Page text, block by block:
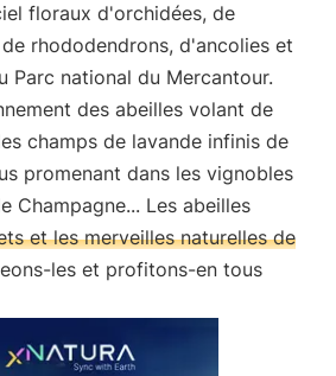
floraux d'orchidées, de
rhododendrons, d'ancolies et
Parc national du Mercantour.
des abeilles volant de
champs de lavande infinis de
promenant dans les vignobles
Champagne... Les abeilles
et les merveilles naturelles de
les et profitons-en tous